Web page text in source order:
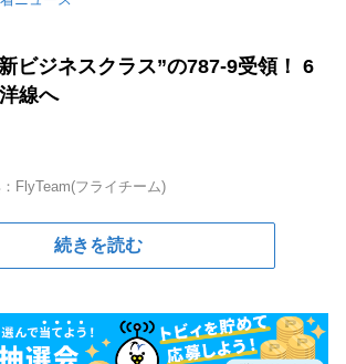
ビジネスクラス”の787-9受領！ 6
線へ
FlyTeam(フライチーム)
続きを読む